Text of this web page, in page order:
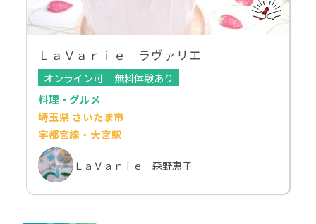
ＬａＶａｒｉｅ ラヴァリエ
オンライン可
無料体験あり
料理・グルメ
埼玉県 さいたま市
宇都宮線・大宮駅
ＬａＶａｒｉｅ 森野恵子